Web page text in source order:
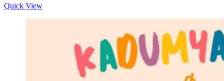
Quick View